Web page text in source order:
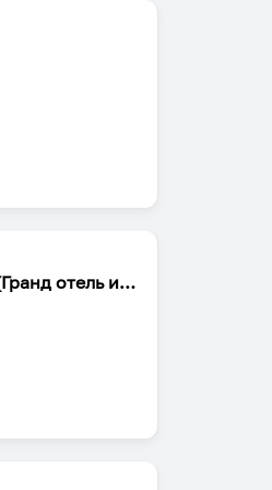
GRAND HOTEL & SPA MAYKOP (Гранд отель и СПА)